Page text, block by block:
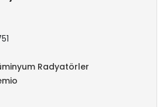
Radyatörler